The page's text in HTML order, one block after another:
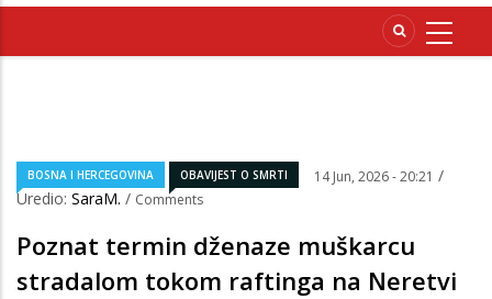
BOSNA I HERCEGOVINA OBAVIJEST O SMRTI 14 Jun, 2026 - 20:21 /
Uredio: SaraM. / Comments
Poznat termin dženaze muškarcu
stradalom tokom raftinga na Neretvi